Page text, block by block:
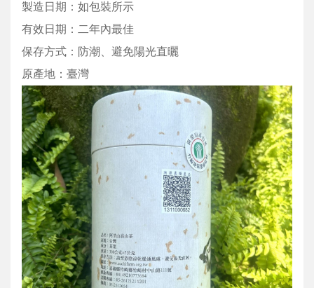
製造日期：如包裝所示
有效日期：二年內最佳
保存方式：防潮、避免陽光直曬
原產地：臺灣